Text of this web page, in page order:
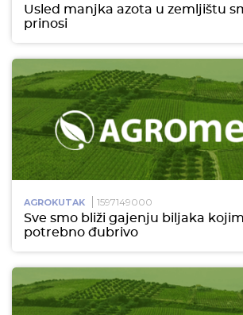
Usled manjka azota u zemljištu
prinosi
AGROKUTAK 1597149000
Sve smo bliži gajenju biljaka
potrebno đubrivo